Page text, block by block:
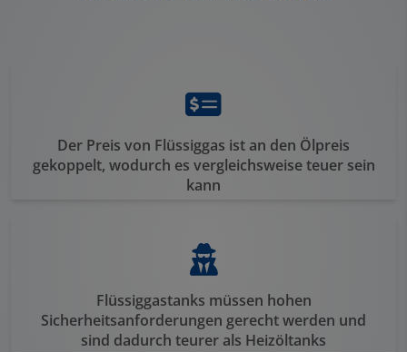
Der Preis von Flüssiggas ist an den Ölpreis
gekoppelt, wodurch es vergleichsweise teuer sein
kann
Flüssiggastanks müssen hohen
Sicherheitsanforderungen gerecht werden und
sind dadurch teurer als Heizöltanks